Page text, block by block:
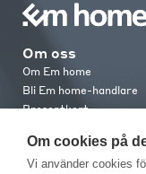
Om oss
Om Em home
Bli Em home-handlare
Presentkort
Em home Club
Medlemsvillkor
Om cookies på
Vi använder cookies